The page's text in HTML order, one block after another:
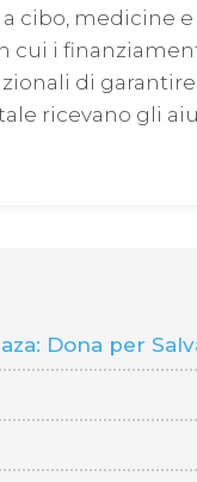
cibo, medicine
cui i
di
ricevano gli
Dona per